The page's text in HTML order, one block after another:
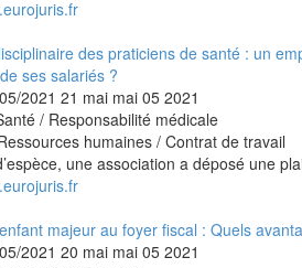
des praticiens de santé : un
ses salariés ?
2021 21 mai mai 05 2021
/ Responsabilité médicale
humaines / Contrat de travail
une association a déposé une
majeur au foyer fiscal : Quels
2021 20 mai mai 05 2021